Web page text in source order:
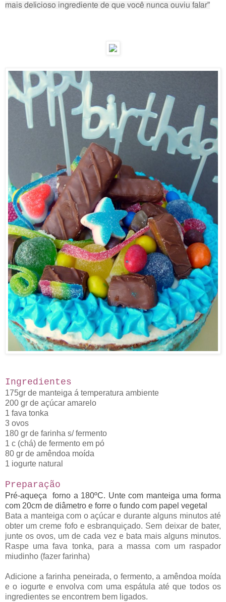
mais delicioso ingrediente de que você nunca ouviu falar"
Ingredientes
175gr de manteiga á temperatura ambiente
200 gr de açúcar amarelo
1 fava tonka
3 ovos
180 gr de farinha s/ fermento
1 c (chá) de fermento em pó
80 gr de amêndoa moída
1 iogurte natural
Preparação
Pré-aqueça forno a 180ºC. Unte com manteiga uma forma
com 20cm de diâmetro e forre o fundo com papel vegetal
Bata a manteiga com o açúcar e durante alguns minutos até
obter um creme fofo e esbranquiçado. Sem deixar de bater,
junte os ovos, um de cada vez e bata mais alguns minutos.
Raspe uma fava tonka, para a massa com um raspador
miudinho (fazer farinha)
Adicione a farinha peneirada, o fermento, a amêndoa moída
e o iogurte e envolva com uma espátula até que todos os
ingredientes se encontrem bem ligados.